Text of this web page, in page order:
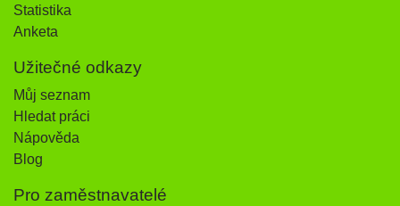
Statistika
Anketa
Užitečné odkazy
Můj seznam
Hledat práci
Nápověda
Blog
Pro zaměstnavatelé